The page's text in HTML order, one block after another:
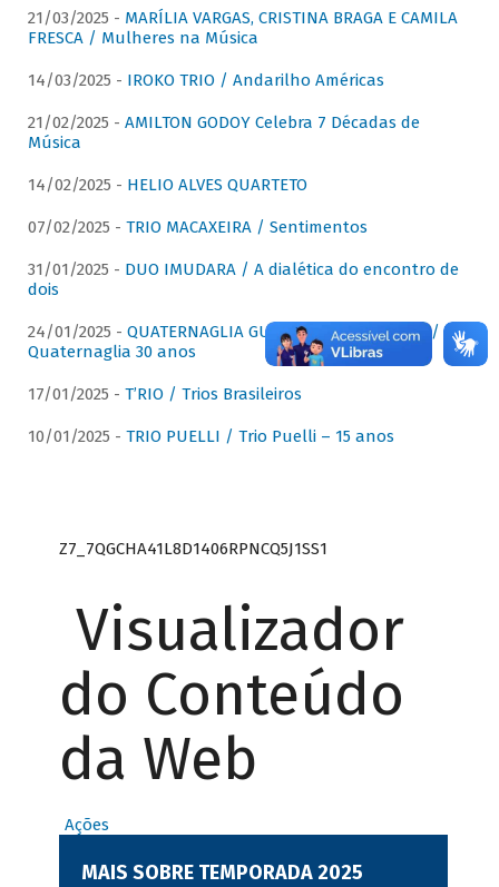
21/03/2025 - MARÍLIA VARGAS, CRISTINA BRAGA E CAMILA
FRESCA / Mulheres na Música
14/03/2025 - IROKO TRIO / Andarilho Américas
21/02/2025 - AMILTON GODOY Celebra 7 Décadas de
Música
14/02/2025 - HELIO ALVES QUARTETO
07/02/2025 - TRIO MACAXEIRA / Sentimentos
31/01/2025 - DUO IMUDARA / A dialética do encontro de
dois
24/01/2025 - QUATERNAGLIA GUITAR QUARTET (QGQ) /
Quaternaglia 30 anos
17/01/2025 - T’RIO / Trios Brasileiros
10/01/2025 - TRIO PUELLI / Trio Puelli – 15 anos
Z7_7QGCHA41L8D1406RPNCQ5J1SS1
Visualizador
do Conteúdo
da Web
Ações
MAIS SOBRE TEMPORADA 2025